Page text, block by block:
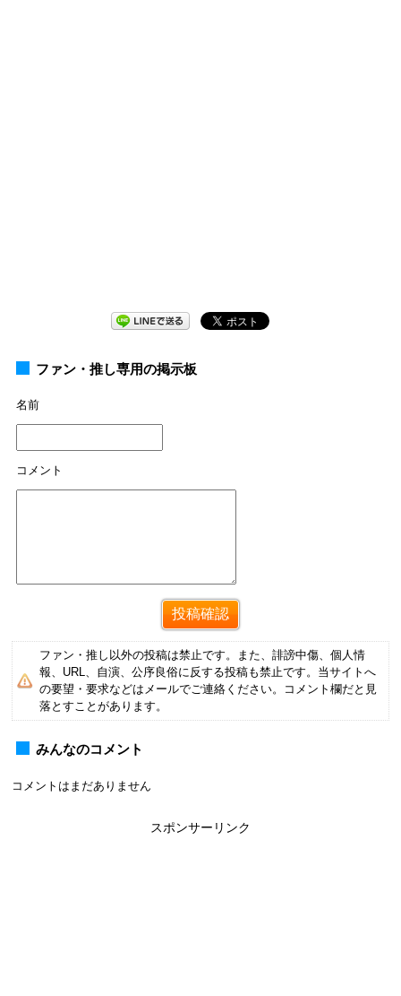
ファン・推し専用の掲示板
名前
コメント
ファン・推し以外の投稿は禁止です。また、誹謗中傷、個人情
報、URL、自演、公序良俗に反する投稿も禁止です。当サイトへ
の要望・要求などはメールでご連絡ください。コメント欄だと見
落とすことがあります。
みんなのコメント
コメントはまだありません
スポンサーリンク